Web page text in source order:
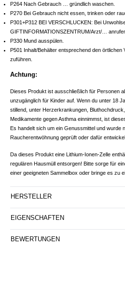
P264 Nach Gebrauch … gründlich waschen.
P270 Bei Gebrauch nicht essen, trinken oder
P301+P312 BEI VERSCHLUCKEN: Bei
GIFTINFORMATIONSZENTRUM/Arzt/…
P330 Mund ausspülen.
P501 Inhalt/Behälter entsprechend den örtlichen
zuführen.
Achtung:
Dieses Produkt ist ausschließlich für Personen
unzugänglich für Kinder auf. Wenn du unter 18
stillend, unter Herzerkrankungen,
Medikamente gegen Asthma einnimmst, ist
Es handelt sich um ein Genussmittel und wurde
Raucherentwöhnung geprüft oder dafür
Da dieses Produkt eine Lithium-Ionen-Zelle
regulären Hausmüll entsorgen! Bitte sorge für
einer geeigneten Sammelbox oder bringe es zu
HERSTELLER
EIGENSCHAFTEN
BEWERTUNGEN